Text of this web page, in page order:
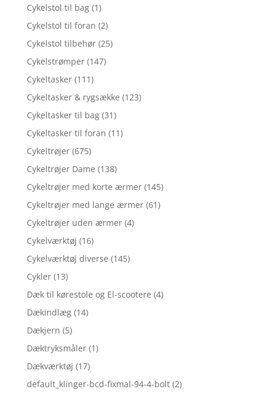
Cykelstol til bag (1)
Cykelstol til foran (2)
Cykelstol tilbehør (25)
Cykelstrømper (147)
Cykeltasker (111)
Cykeltasker & rygsække (123)
Cykeltasker til bag (31)
Cykeltasker til foran (11)
Cykeltrøjer (675)
Cykeltrøjer Dame (138)
Cykeltrøjer med korte ærmer (145)
Cykeltrøjer med lange ærmer (61)
Cykeltrøjer uden ærmer (4)
Cykelværktøj (16)
Cykelværktøj diverse (145)
Cykler (13)
Dæk til kørestole og El-scootere (4)
Dækindlæg (14)
Dækjern (5)
Dæktryksmåler (1)
Dækværktøj (17)
default_klinger-bcd-fixmal-94-4-bolt (2)